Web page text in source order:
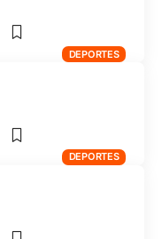
DEPORTES
DEPORTES